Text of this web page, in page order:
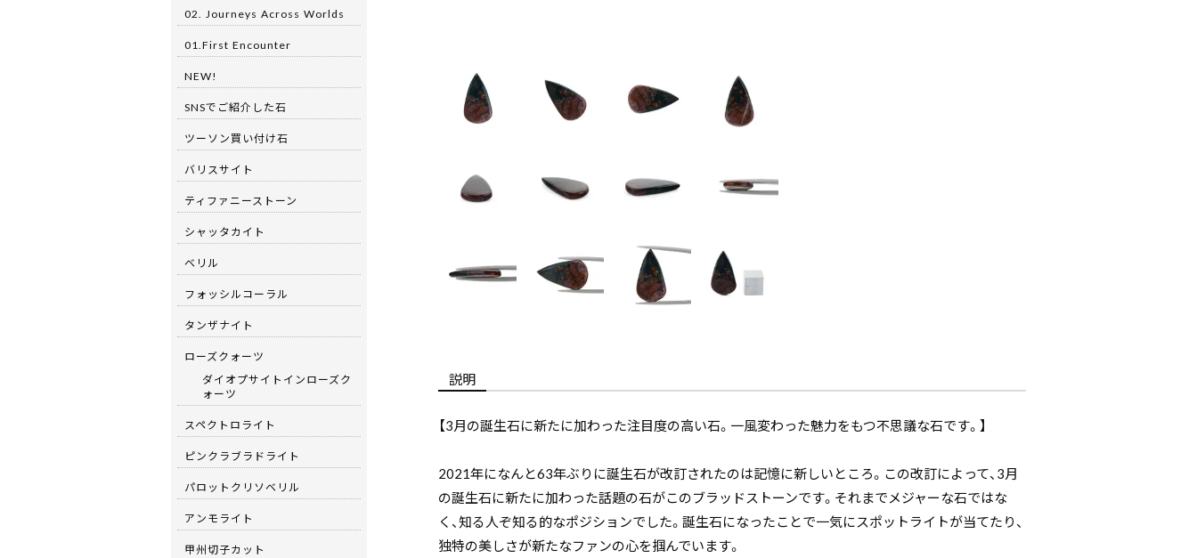
説明
【3月の誕生石に新たに加わった注目度の高い石。一風変わった魅力をもつ不思議な石です。】
2021年になんと63年ぶりに誕生石が改訂されたのは記憶に新しいところ。この改訂によって、3月
の誕生石に新たに加わった話題の石がこのブラッドストーンです。それまでメジャーな石ではな
く、知る人ぞ知る的なポジションでした。誕生石になったことで一気にスポットライトが当てたり、
独特の美しさが新たなファンの心を掴んでいます。
02. Journeys Across Worlds
01.First Encounter
NEW!
SNSでご紹介した石
ツーソン買い付け石
バリスサイト
ティファニーストーン
シャッタカイト
ベリル
フォッシルコーラル
タンザナイト
ローズクォーツ
ダイオプサイトインローズク
ォーツ
スペクトロライト
ピンクラブラドライト
パロットクリソベリル
アンモライト
甲州切子カット